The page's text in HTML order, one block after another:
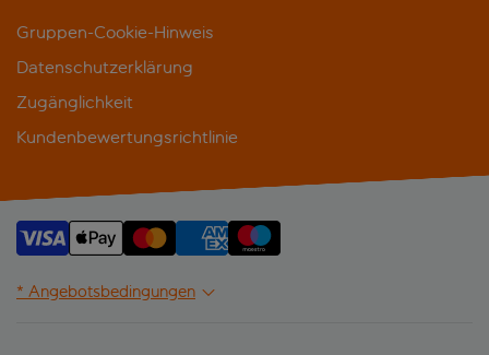
Gruppen-Cookie-Hinweis
Datenschutzerklärung
Zugänglichkeit
Kundenbewertungsrichtlinie
* Angebotsbedingungen